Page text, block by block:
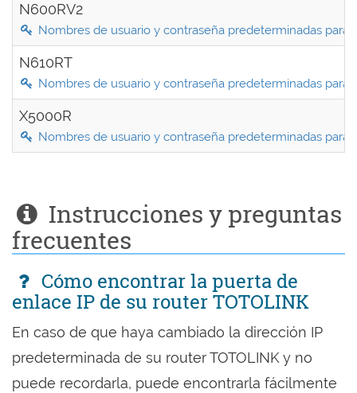
N600RV2
Nombres de usuario y contraseña predeterminadas para
N610RT
Nombres de usuario y contraseña predeterminadas para
X5000R
Nombres de usuario y contraseña predeterminadas para
Instrucciones y preguntas
frecuentes
Cómo encontrar la puerta de
enlace IP de su router TOTOLINK
En caso de que haya cambiado la dirección IP
predeterminada de su router TOTOLINK y no
puede recordarla, puede encontrarla fácilmente